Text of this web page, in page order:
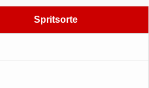
Spritsorte